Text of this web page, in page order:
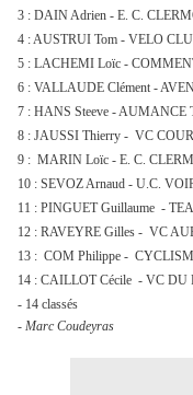
3 : DAIN Adrien - E. C.
4 : AUSTRUI Tom - VELO
5 : LACHEMI Loïc -
6 : VALLAUDE Clément -
7 : HANS Steeve -
8 : JAUSSI Thierry - VC
9 : MARIN Loïc - E. C.
10 : SEVOZ Arnaud - U.C.
11 : PINGUET Guillaume -
12 : RAVEYRE Gilles - VC
13 : COM Philippe -
14 : CAILLOT Cécile - VC
- 14 classés
- Marc Coudeyras